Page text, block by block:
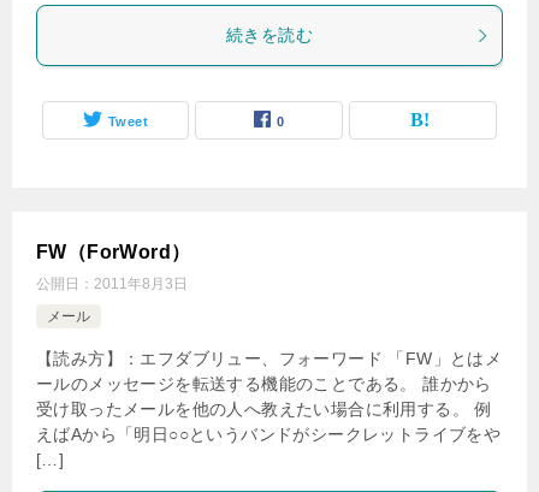
続きを読む
Tweet 0
FW（ForWord）
公開日： 2011年8月3日
メール
【読み方】：エフダブリュー、フォーワード 「FW」とはメ
ールのメッセージを転送する機能のことである。 誰かから
受け取ったメールを他の人へ教えたい場合に利用する。 例
えばAから「明日○○というバンドがシークレットライブをや
[…]